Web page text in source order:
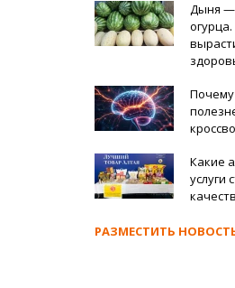
Дыня —
Почему
Какие
услуги
РАЗМЕСТИТЬ